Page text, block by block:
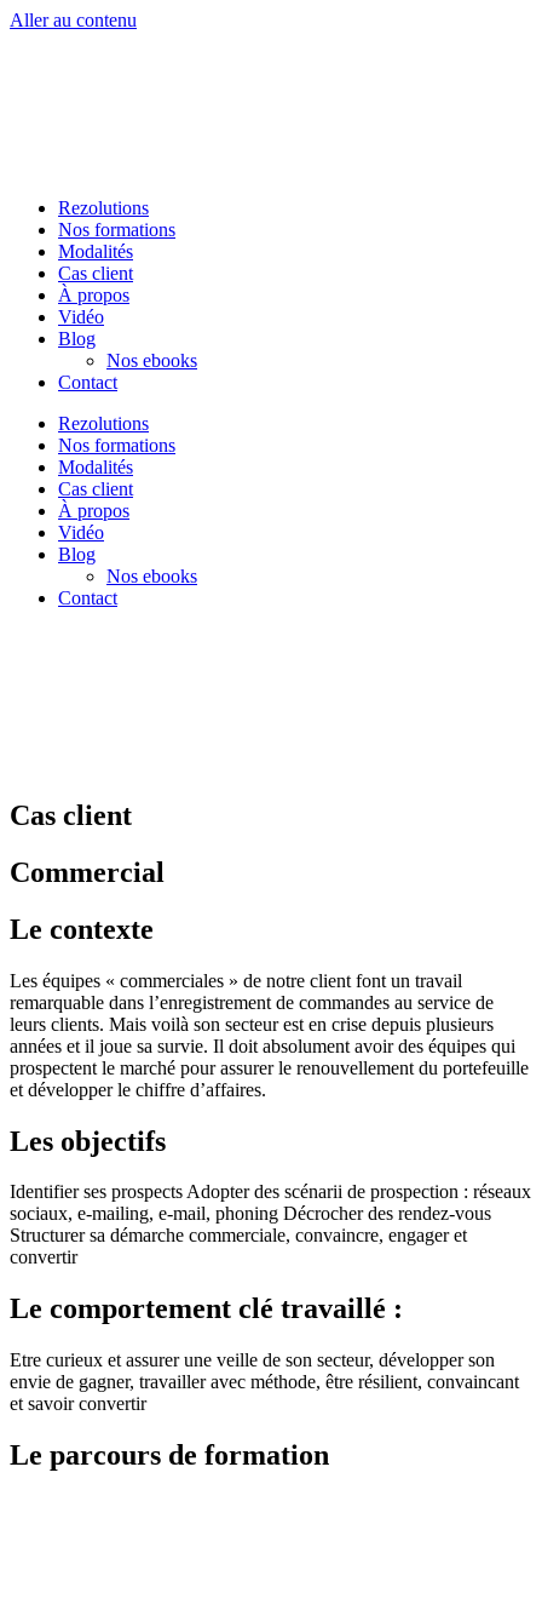
Aller au contenu
Rezolutions
Nos formations
Modalités
Cas client
À propos
Vidéo
Blog
Nos ebooks
Contact
Rezolutions
Nos formations
Modalités
Cas client
À propos
Vidéo
Blog
Nos ebooks
Contact
Cas client
Commercial
Le contexte
Les équipes « commerciales » de notre client font un travail
remarquable dans l’enregistrement de commandes au service de
leurs clients. Mais voilà son secteur est en crise depuis plusieurs
années et il joue sa survie. Il doit absolument avoir des équipes qui
prospectent le marché pour assurer le renouvellement du portefeuille
et développer le chiffre d’affaires.
Les objectifs
Identifier ses prospects Adopter des scénarii de prospection : réseaux
sociaux, e-mailing, e-mail, phoning Décrocher des rendez-vous
Structurer sa démarche commerciale, convaincre, engager et
convertir
Le comportement clé travaillé :
Etre curieux et assurer une veille de son secteur, développer son
envie de gagner, travailler avec méthode, être résilient, convaincant
et savoir convertir
Le parcours de formation